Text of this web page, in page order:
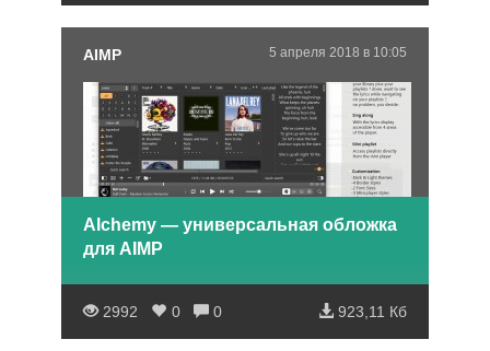
AIMP 5 апреля 2018 в 10:05
Alchemy — универсальная обложка
для AIMP
2992 0 0 923,11 Кб